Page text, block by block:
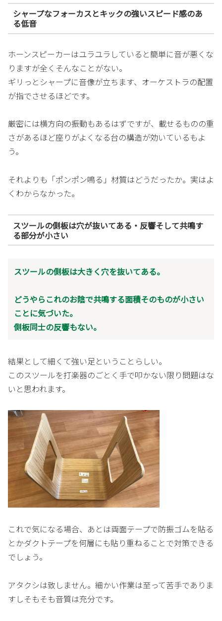
シャープなフォーカスとキックの強いスピード感のあ
る低音
ホーンスピーカーはユラユラしていると簡単に音が悪くな
りますが全くそんなことがない。
ギリっとシャープに音像が立ちます、オーケストラの配置
が指でさせるほどです。
厳密には横方向の振動もあるはずですが、載せるものの重
さがあるほど座りがよくなる台の構造が効いているもよ
う。
それよりも「ポンポン鳴る」材質はどうだったか。実はよ
くわからなかった。
スツールの側板は穴が抜いてある・反響そして共鳴す
る部分が小さい
スツールの側板は大きく穴を抜いてある。
どうやらこれのお陰で共鳴する面積そのものが小さい
ことに気づいた。
側板同士の反響もない。
結果として細くて強い足ということらしい。
このスツールを打楽器のごとく手で叩かない限り問題はな
いと思われます。
これで気になる場合、あとは両面テープで防振ゴムを貼る
とかダクトテープを何層にも貼り重ねることで対策できる
でしょう。
アタクシは致しません。細かい作業は至って苦手でありま
すしそもそも音質は充分です。